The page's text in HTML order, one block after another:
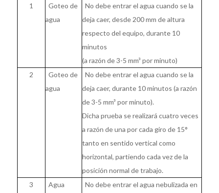
1
Goteo de
agua
No debe entrar el agua cuando se la
deja caer, desde 200 mm de altura
respecto del equipo, durante 10
minutos
(a razón de 3-5 mm³ por minuto)
2
Goteo de
agua
No debe entrar el agua cuando se la
deja caer, durante 10 minutos (a razón
de 3-5 mm³ por minuto).
Dicha prueba se realizará cuatro veces
a razón de una por cada giro de 15°
tanto en sentido vertical como
horizontal, partiendo cada vez de la
posición normal de trabajo.
3
Agua
No debe entrar el agua nebulizada en